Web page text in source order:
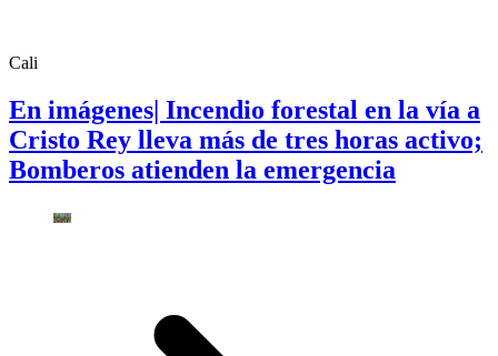
Cali
En imágenes| Incendio forestal en la vía a
Cristo Rey lleva más de tres horas activo;
Bomberos atienden la emergencia